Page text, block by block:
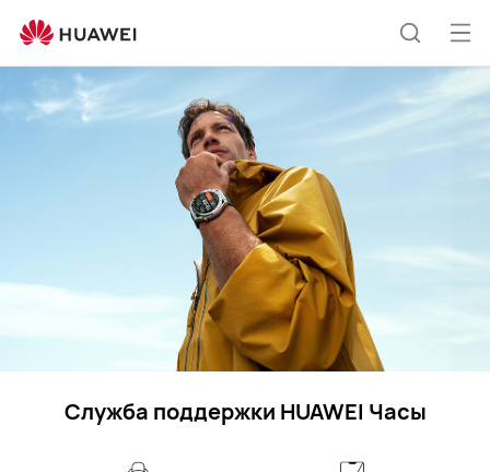
Поиск
Служба поддержки HUAWEI Часы